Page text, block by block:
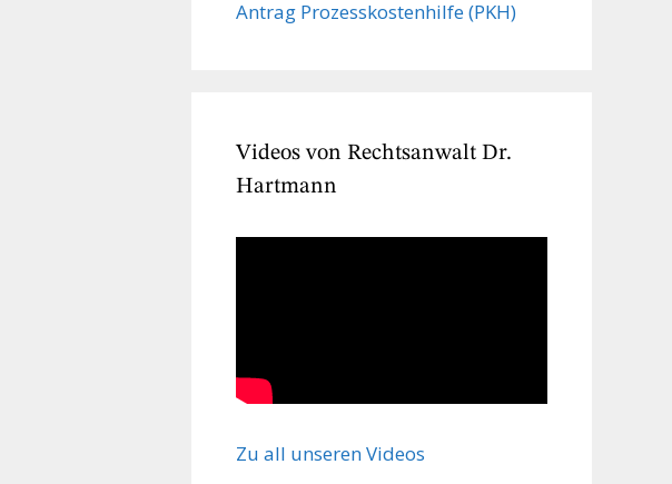
Antrag Prozesskostenhilfe (PKH)
Videos von Rechtsanwalt Dr.
Hartmann
Zu all unseren Videos